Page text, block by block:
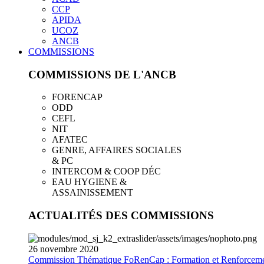
CCP
APIDA
UCOZ
ANCB
COMMISSIONS
COMMISSIONS DE L'ANCB
FORENCAP
ODD
CEFL
NIT
AFATEC
GENRE, AFFAIRES SOCIALES
& PC
INTERCOM & COOP DÉC
EAU HYGIENE &
ASSAINISSEMENT
ACTUALITÉS DES COMMISSIONS
26 novembre 2020
Commission Thématique FoRenCap : Formation et